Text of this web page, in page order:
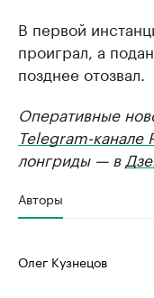
В первой
проиграл, а
позднее отозвал.
Оперативные
Telegram-канале
лонгриды — в
Авторы
Олег Кузнецов